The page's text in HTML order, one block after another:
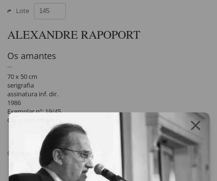
Lote
ALEXANDRE RAPOPORT
Os amantes
70 x 50 cm
serigrafia
assinatura inf. dir.
1986
Exemplar nº: 19/45.
Obra sem moldura.
Compartilhar